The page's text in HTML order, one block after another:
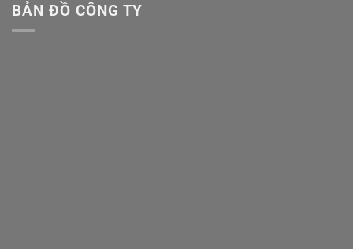
BẢN ĐỒ CÔNG TY